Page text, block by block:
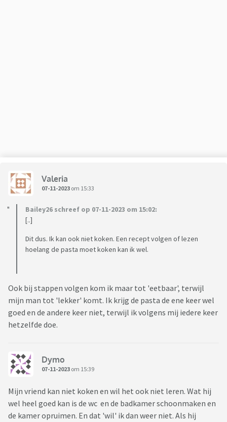
Valeria
07-11-2023 om 15:33
Bailey26 schreef op 07-11-2023 om 15:02:
[..]
Dit dus. Ik kan ook niet koken. Een recept volgen of lezen
hoelang de pasta moet koken kan ik wel.
Ook bij stappen volgen kom ik maar tot 'eetbaar', terwijl
mijn man tot 'lekker' komt. Ik krijg de pasta de ene keer wel
goed en de andere keer niet, terwijl ik volgens mij iedere keer
hetzelfde doe.
Dymo
07-11-2023 om 15:39
Mijn vriend kan niet koken en wil het ook niet leren. Wat hij
wel heel goed kan is de wc en de badkamer schoonmaken en
de kamer opruimen. En dat 'wil' ik dan weer niet. Als hij